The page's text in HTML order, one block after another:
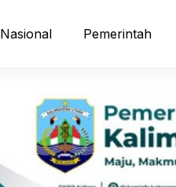
Nasional Pemerintah